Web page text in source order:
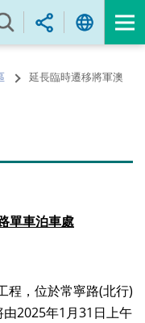
延長臨時遷移將軍澳
單車泊車處
，位於常寧路(北行)
2025年1月31日上午